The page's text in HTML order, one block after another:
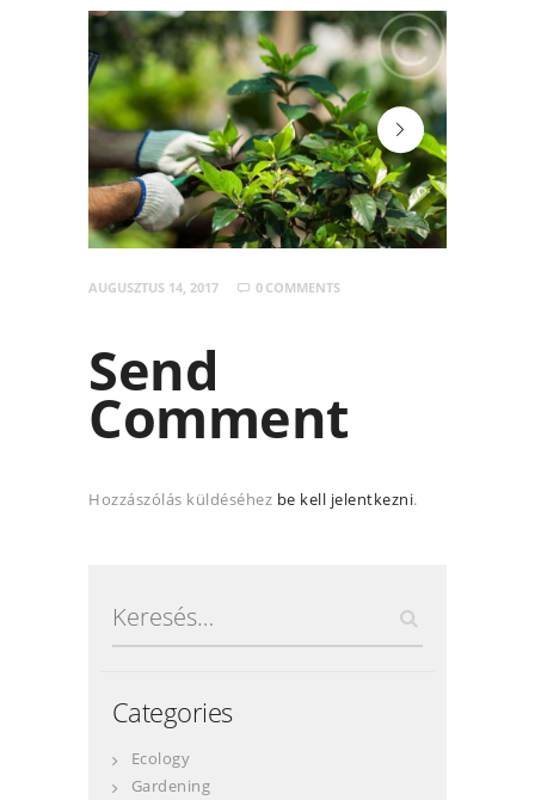
header-bg
AUGUSZTUS 14, 2017 0 COMMENTS
Send
Comment
Hozzászólás küldéséhez be kell jelentkezni.
Categories
Ecology
Gardening